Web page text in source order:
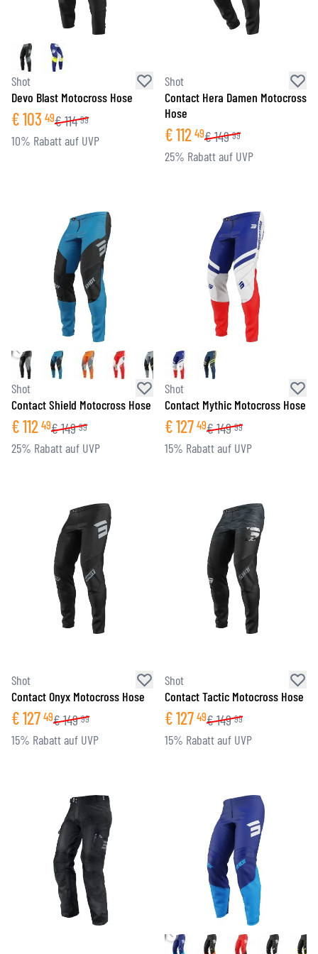
Shot
Devo Blast Motocross Hose
€103 49€114 99
10% Rabatt auf UVP
Shot
Contact Hera Damen Motocross
Hose
€112 49€149 99
25% Rabatt auf UVP
Shot
Contact Shield Motocross Hose
€112 49€149 99
25% Rabatt auf UVP
Shot
Contact Mythic Motocross Hose
€127 49€149 99
15% Rabatt auf UVP
Shot
Contact Onyx Motocross Hose
€127 49€149 99
15% Rabatt auf UVP
Shot
Contact Tactic Motocross Hose
€127 49€149 99
15% Rabatt auf UVP